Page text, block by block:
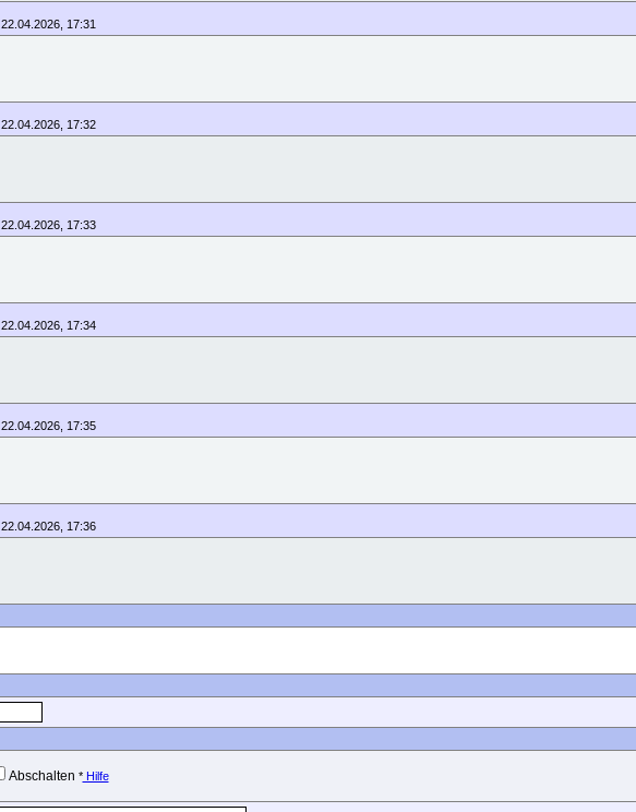
22.04.2026, 17:31
22.04.2026, 17:32
22.04.2026, 17:33
22.04.2026, 17:34
22.04.2026, 17:35
22.04.2026, 17:36
Abschalten *Hilfe